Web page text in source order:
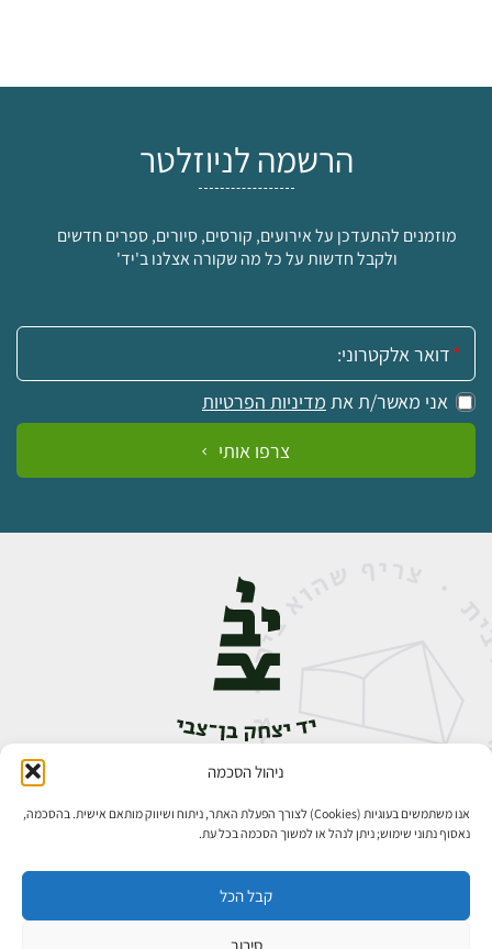
ניהול הסכמה
אנו משתמשים בעוגיות (Cookies) לצורך הפעלת האתר, ניתוח ושיווק מותאם אישית. בהסכמה,
נאסוף נתוני שימוש; ניתן לנהל או למשוך הסכמה בכל עת.
קבל הכל
סירוב
הרשמה לניוזלטר
מוזמנים להתעדכן על אירועים, קורסים, סיורים, ספרים חדשים
ולקבל חדשות על כל מה שקורה אצלנו ב'יד'
אימייל:
אני מאשר/ת את מדיניות הפרטיות
צרפו אותי
אבן גבירול 14, רחביה, ירושלים